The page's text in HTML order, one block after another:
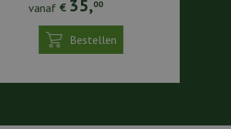
vanaf € 35,00
Bestellen